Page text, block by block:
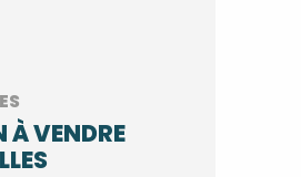
À VENDRE